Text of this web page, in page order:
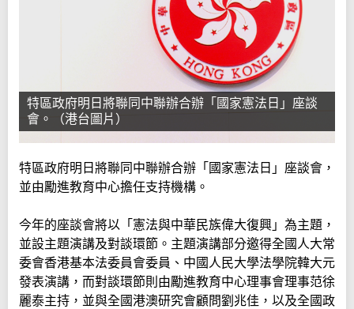
特區政府明日將聯同中聯辦合辦「國家憲法日」座談
會。（港台圖片）
特區政府明日將聯同中聯辦合辦「國家憲法日」座談會，
並由勵進教育中心擔任支持機構。
今年的座談會將以「憲法與中華民族偉大復興」為主題，
並設主題演講及對談環節。主題演講部分邀得全國人大常
委會香港基本法委員會委員、中國人民大學法學院韓大元
發表演講，而對談環節則由勵進教育中心理事會理事范徐
麗泰主持，並與全國港澳研究會顧問劉兆佳，以及全國政